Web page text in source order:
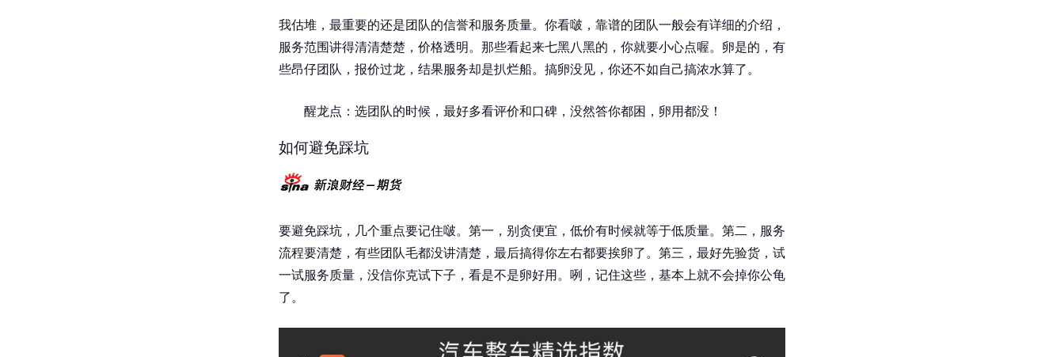
我估堆，最重要的还是团队的信誉和服务质量。你看啵，靠谱的团队一般会有详细的介绍，
服务范围讲得清清楚楚，价格透明。那些看起来七黑八黑的，你就要小心点喔。卵是的，有
些昂仔团队，报价过龙，结果服务却是扒烂船。搞卵没见，你还不如自己搞浓水算了。
醒龙点：选团队的时候，最好多看评价和口碑，没然答你都困，卵用都没！
如何避免踩坑
要避免踩坑，几个重点要记住啵。第一，别贪便宜，低价有时候就等于低质量。第二，服务
流程要清楚，有些团队毛都没讲清楚，最后搞得你左右都要挨卵了。第三，最好先验货，试
一试服务质量，没信你克试下子，看是不是卵好用。咧，记住这些，基本上就不会掉你公龟
了。